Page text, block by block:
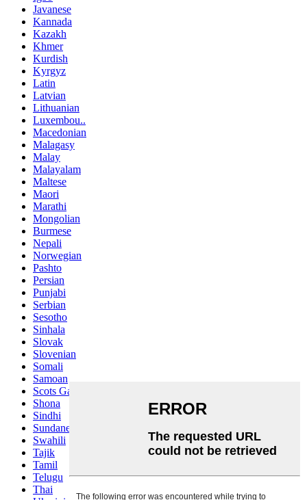
Javanese
Kannada
Kazakh
Khmer
Kurdish
Kyrgyz
Latin
Latvian
Lithuanian
Luxembou..
Macedonian
Malagasy
Malay
Malayalam
Maltese
Maori
Marathi
Mongolian
Burmese
Nepali
Norwegian
Pashto
Persian
Punjabi
Serbian
Sesotho
Sinhala
Slovak
Slovenian
Somali
Samoan
Scots Gaelic
Shona
Sindhi
Sundanese
Swahili
Tajik
Tamil
Telugu
Thai